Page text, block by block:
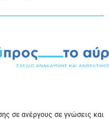
σε ανέργους σε γνώσεις και